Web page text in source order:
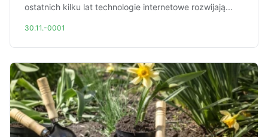
ostatnich kilku lat technologie internetowe rozwijają...
30.11.-0001